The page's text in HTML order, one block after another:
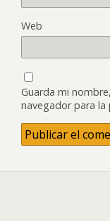
Web
Guarda mi
navegador para la